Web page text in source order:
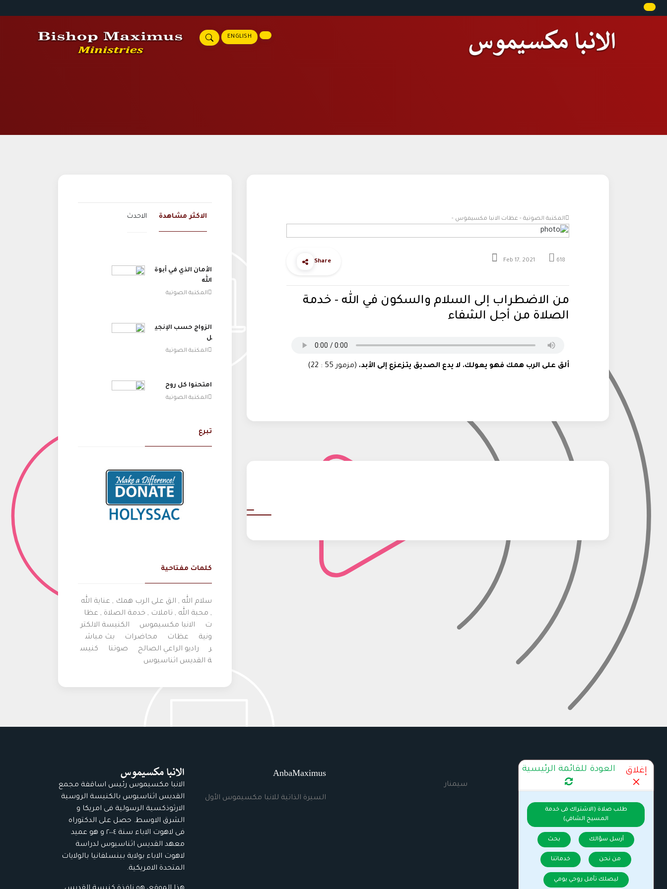
ENGLISH
المكتبة الصوتية - عظات الانبا مكسيموس -
Feb 17, 2021 618
Share
من الاضطراب إلى السلام والسكون في الله - خدمة
الصلاة من أجل الشفاء
ألق على الرب همك فهو يعولك. لا يدع الصديق يتزعزع إلى الأبد. (مزمور 55 : 22)
الاكثر مشاهدة الاحدث
الأمان الذي في أبوة
الله
المكتبة الصوتية
الزواج حسب الإنجي
ل
المكتبة الصوتية
امتحنوا كل روح
المكتبة الصوتية
تبرع
كلمات مفتاحية
سلام الله , الق على الرب همك , عناية الله
, محبة الله , تاملات , خدمة الصلاة , عظا
ت
الانبا مكسيموس
الكنيسة الالكتر
ونية
عظات محاضرات
بث مباش
ر
راديو الراعي الصالح صوتنا
كنيس
ة القديس اثناسيوس
كتب ومطبوعات سيمنار
AnbaMaximus
السيرة الذاتية للانبا مكسيموس الأول
الانبا مكسيموس رئيس اساقفة مجمع
القديس اثناسيوس بالكنيسة الروسية
الارثوذكسية الرسولية فى امريكا و
الشرق الاوسط. حصل على الدكتوراه
فى لاهوت الاباء سنة ٢٠٠٤ و هو عميد
معهد القديس اثناسيوس لدراسة
لاهوت الاباء بولاية ببنسلفانيا بالولايات
المتحدة الامريكية.
إغلاق العودة للقائمة الرئيسية
طلب صلاة (الاشتراك فى خدمة
المسيح الشافي)
أرسل سؤالك بحث
من نحن خدماتنا
ليصلك تأمل روحي يومي